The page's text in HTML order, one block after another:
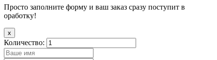
Просто заполните форму и ваш заказ сразу поступит в
оработку!
x
Количество: